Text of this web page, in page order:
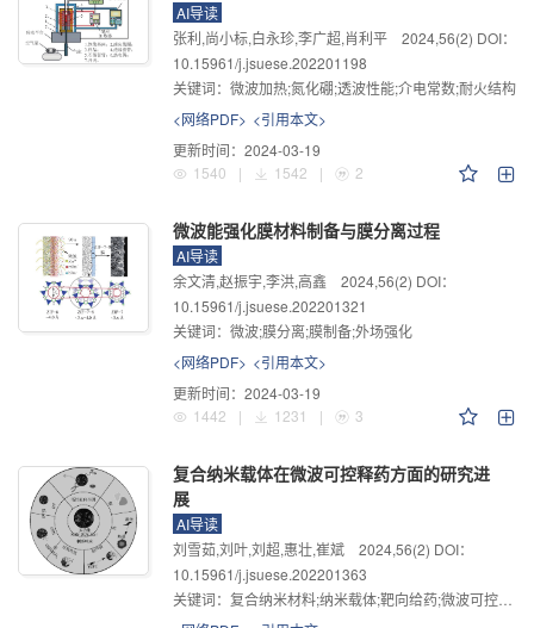
AI导读
张利,尚小标,白永珍,李广超,肖利平
2024,56(2) DOI：
10.15961/j.jsuese.202201198
关键词： 微波加热;氮化硼;透波性能;介电常数;耐火结构
<网络PDF> <引用本文>
更新时间： 2024-03-19
1540
| 1542 | 2
微波能强化膜材料制备与膜分离过程
AI导读
余文清,赵振宇,李洪,高鑫
2024,56(2) DOI：
10.15961/j.jsuese.202201321
关键词： 微波;膜分离;膜制备;外场强化
<网络PDF> <引用本文>
更新时间： 2024-03-19
1442
| 1231 | 3
复合纳米载体在微波可控释药方面的研究进
展
AI导读
刘雪茹,刘叶,刘超,惠壮,崔斌
2024,56(2) DOI：
10.15961/j.jsuese.202201363
关键词： 复合纳米材料;纳米载体;靶向给药;微波可控释药